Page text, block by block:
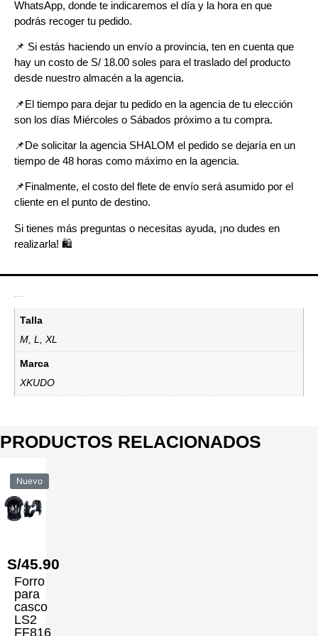
WhatsApp, donde te indicaremos el día y la hora en que
podrás recoger tu pedido.
📌 Si estás haciendo un envío a provincia, ten en cuenta que
hay un costo de S/ 18.00 soles para el traslado del producto
desde nuestro almacén a la agencia.
📌El tiempo para dejar tu pedido en la agencia de tu elección
son los días Miércoles o Sábados próximo a tu compra.
📌De solicitar la agencia SHALOM el pedido se dejaría en un
tiempo de 48 horas como máximo en la agencia.
📌Finalmente, el costo del flete de envío será asumido por el
cliente en el punto de destino.
Si tienes más preguntas o necesitas ayuda, ¡no dudes en
realizarla! 🛍️
Talla
M, L, XL
Marca
XKUDO
PRODUCTOS RELACIONADOS
Nuevo
S/45.90
Forro
para
casco
LS2
FF816